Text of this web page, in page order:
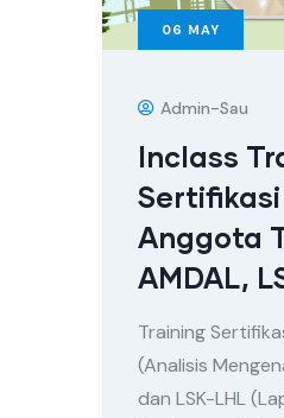
06 MAY
Admin-Sau
Inclass
Anggota
AMDAL,
Training
(Analisis
dan LSK-LHL